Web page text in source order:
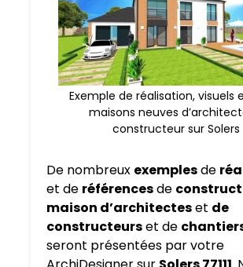
Exemple de réalisation, visuels
maisons neuves
constructeur sur Solers
De nombreux exemplesde
et de référencesde
maison d’architecteset de
constructeurset de
seront présentées par votre